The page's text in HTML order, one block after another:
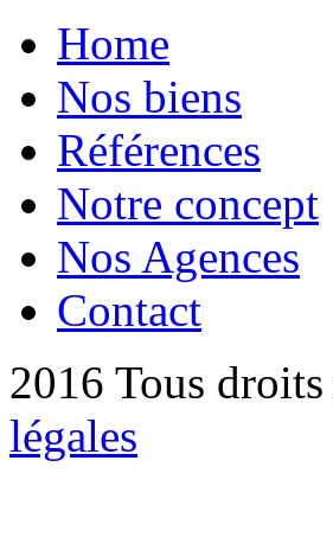
Home
Nos biens
Références
Notre concept
Nos Agences
Contact
2016 Tous
légales